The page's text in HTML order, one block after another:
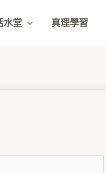
水堂 真理學習